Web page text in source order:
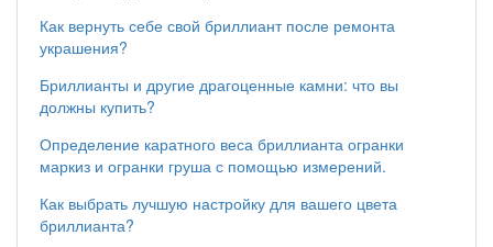
Как вернуть себе свой бриллиант после ремонта
украшения?
Бриллианты и другие драгоценные камни: что вы
должны купить?
Определение каратного веса бриллианта огранки
маркиз и огранки груша с помощью измерений.
Как выбрать лучшую настройку для вашего цвета
бриллианта?